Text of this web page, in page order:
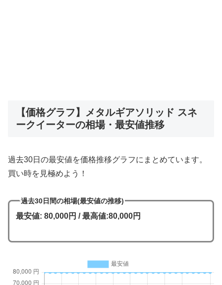
【価格グラフ】メタルギアソリッド スネ
ークイーターの相場・最安値推移
過去30日の最安値を価格推移グラフにまとめています。
買い時を見極めよう！
過去30日間の相場(最安値の推移)
最安値: 80,000円 / 最高値:80,000円